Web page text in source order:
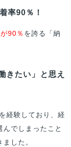
率90％！
90％ を誇る「納
きたい」と思え
経験しており、経
でしまったこと
した。